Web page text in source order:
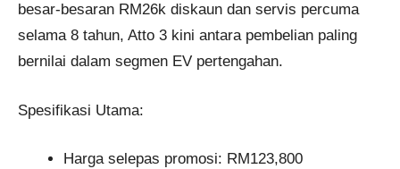
besar-besaran RM26k diskaun dan servis percuma
selama 8 tahun, Atto 3 kini antara pembelian paling
bernilai dalam segmen EV pertengahan.
Spesifikasi Utama:
Harga selepas promosi: RM123,800